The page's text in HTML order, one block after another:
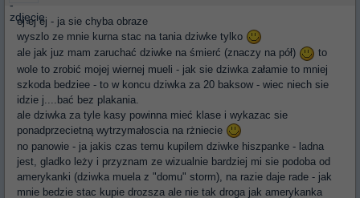
ej ej ej - ja sie chyba obraze
wyszlo ze mnie kurna stac na tania dziwke tylko
ale jak juz mam zaruchać dziwke na śmierć (znaczy na pół)
to
wole to zrobić mojej wiernej mueli - jak sie dziwka załamie to mniej
szkoda bedziee - to w koncu dziwka za 20 baksow - wiec niech sie
idzie j....bać bez plakania.
ale dziwka za tyle kasy powinna mieć klase i wykazac sie
ponadprzecietną wytrzymałoscia na rżniecie
no panowie - ja jakis czas temu kupilem dziwke hiszpanke - ladna
jest, gladko leży i przyznam ze wizualnie bardziej mi sie podoba od
amerykanki (dziwka muela z "domu" storm), na razie daje rade - jak
mnie bedzie stac kupie drozsza ale nie tak droga jak amerykanka